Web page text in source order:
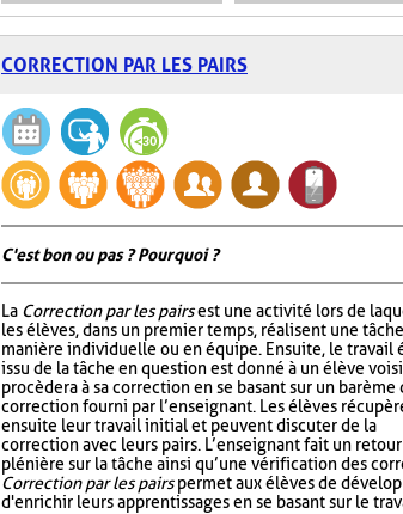
CORRECTION PAR LES PAIRS
C'est bon ou pas ? Pourquoi ?
La Correction par les pairsest une activité lors de
les élèves, dans un premier temps, réalisent une tâche
manière individuelle ou en équipe. Ensuite, le travail
issu de la tâche en question est donné à un élève
procèdera à sa correction en se basant sur un barème
correction fourni par l’enseignant. Les élèves
ensuite leur travail initial et peuvent discuter de la
correction avec leurs pairs. L’enseignant fait un
plénière sur la tâche ainsi qu’une vérification des
Correction par les pairspermet aux élèves de
d'enrichir leurs apprentissages en se basant sur le